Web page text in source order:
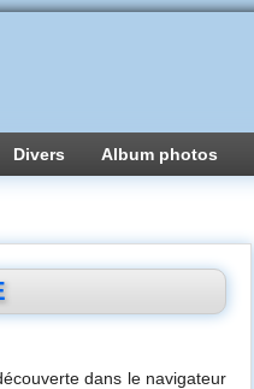
Divers Album photos
dans le navigateur